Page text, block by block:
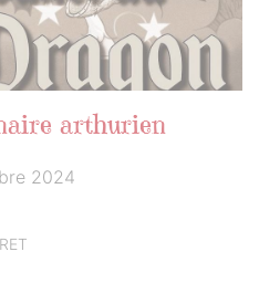
arthurien
2024